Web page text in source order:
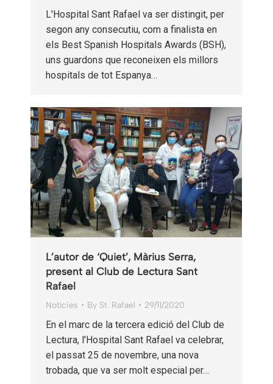
L'Hospital Sant Rafael va ser distingit, per
segon any consecutiu, com a finalista en
els Best Spanish Hospitals Awards (BSH),
uns guardons que reconeixen els millors
hospitals de tot Espanya…
L’autor de ‘Quiet’, Màrius Serra,
present al Club de Lectura Sant
Rafael
Notícies By St. Rafael 29/11/2020
En el marc de la tercera edició del Club de
Lectura, l'Hospital Sant Rafael va celebrar,
el passat 25 de novembre, una nova
trobada, que va ser molt especial per…